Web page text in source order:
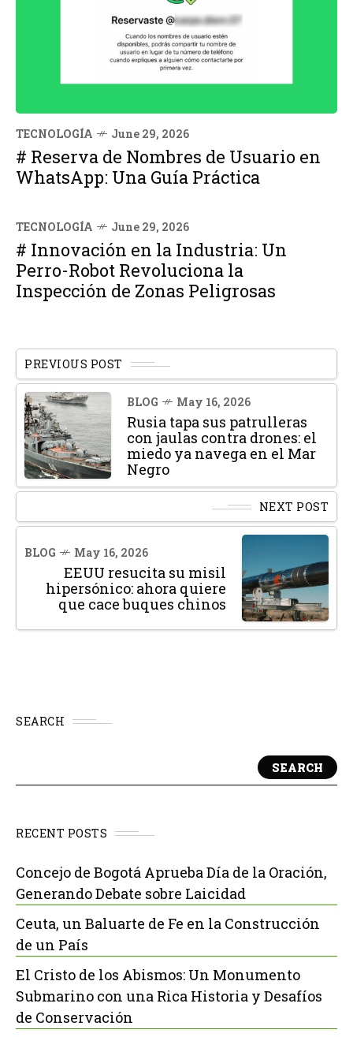
TECNOLOGÍA June 29, 2026
# Reserva de Nombres de Usuario en
WhatsApp: Una Guía Práctica
TECNOLOGÍA June 29, 2026
# Innovación en la Industria: Un
Perro-Robot Revoluciona la
Inspección de Zonas Peligrosas
PREVIOUS POST
BLOG May 16, 2026
Rusia tapa sus patrulleras
con jaulas contra drones: el
miedo ya navega en el Mar
Negro
NEXT POST
BLOG May 16, 2026
EEUU resucita su misil
hipersónico: ahora quiere
que cace buques chinos
SEARCH
SEARCH
RECENT POSTS
Concejo de Bogotá Aprueba Día de la Oración,
Generando Debate sobre Laicidad
Ceuta, un Baluarte de Fe en la Construcción
de un País
El Cristo de los Abismos: Un Monumento
Submarino con una Rica Historia y Desafíos
de Conservación